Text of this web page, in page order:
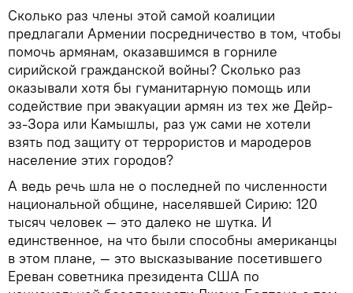
Сколько раз члены этой самой коалиции
предлагали Армении посредничество в том, чтобы
помочь армянам, оказавшимся в горниле
сирийской гражданской войны? Сколько раз
оказывали хотя бы гуманитарную помощь или
содействие при эвакуации армян из тех же Дейр-
эз-Зора или Камышлы, раз уж сами не хотели
взять под защиту от террористов и мародеров
население этих городов?
А ведь речь шла не о последней по численности
национальной общине, населявшей Сирию: 120
тысяч человек — это далеко не шутка. И
единственное, на что были способны американцы
в этом плане, — это высказывание посетившего
Ереван советника президента США по